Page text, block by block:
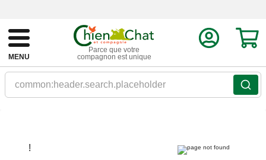
MENU
Parce que votre
compagnon est unique
common:header.search.placeholder
!